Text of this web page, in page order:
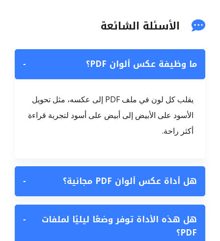
الأسئلة الشائعة
ما وظيفة عكس ألوان PDF؟ −
يقلب كل لون في ملف PDF إلى عكسه، مثل تحويل
الأسود على الأبيض إلى أبيض على أسود لتجربة قراءة
أكثر راحة.
هل أداة عكس ألوان PDF مجانية؟ −
هل هذه الأداة توفر وضعًا ليليًا لملفات
PDF؟
−